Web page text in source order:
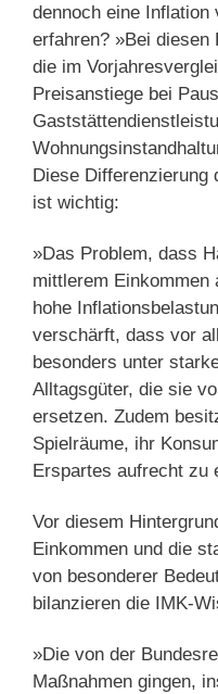
dennoch eine
erfahren? »Bei diesen
die im
Preisanstiege bei
Diese Differenzierung
ist wichtig:
»Das Problem, dass
mittlerem Einkommen
hohe
verschärft, dass vor
besonders unter
Alltagsgüter, die sie
ersetzen. Zudem
Spielräume, ihr
Erspartes aufrecht zu
Vor diesem
Einkommen und die
von besonderer
bilanzieren die IMK-
»Die von der
Maßnahmen gingen,